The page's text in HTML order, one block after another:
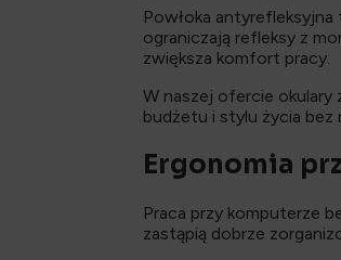
Powłoka
ograniczają refleksy z
zwiększa komfort pracy.
W naszej ofercie
budżetu i stylu życia bez
Ergonomia
Praca przy komputerze
zastąpią dobrze